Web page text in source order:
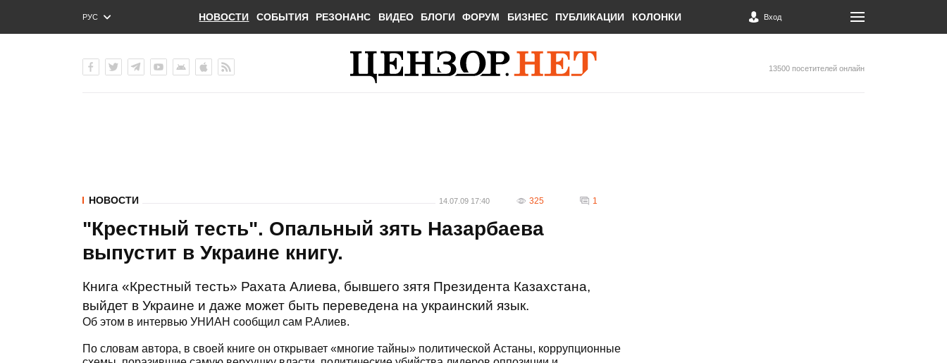
РУС
ENG
НОВОСТИ СОБЫТИЯ РЕЗОНАНС ВИДЕО БЛОГИ ФОРУМ БИЗНЕС ПУБЛИКАЦИИ КОЛОНКИ Вход
13500 посетителей онлайн
НОВОСТИ 14.07.09 17:40 325 1
"Крестный тесть". Опальный зять Назарбаева
выпустит в Украине книгу.
Книга «Крестный тесть» Рахата Алиева, бывшего зятя Президента Казахстана,
выйдет в Украине и даже может быть переведена на украинский язык.
Об этом в интервью УНИАН сообщил сам Р.Алиев.
По словам автора, в своей книге он открывает «многие тайны» политической Астаны, коррупционные